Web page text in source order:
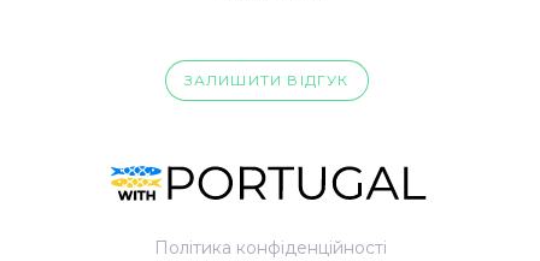
ЗАЛИШИТИ ВІДГУК
Політика конфіденційності